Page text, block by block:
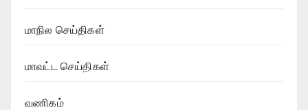
மாநில செய்திகள்
மாவட்ட செய்திகள்
வணிகம்